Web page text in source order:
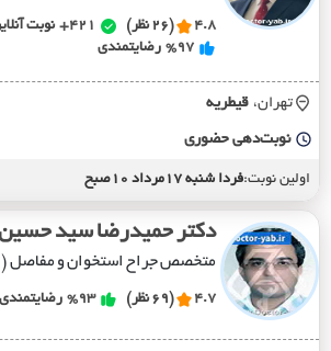
4.8 (26 نظر) 421+
نوبت
%97 رضایتمندی
تهران، قيطريه
نوبت‌دهی حضوری
اولین نوبت:فردا شنبه 17مرداد 10صبح
دکتر حمیدرضا سید حسین
متخصص جراح استخوان و مفاصل
4.7 (69 نظر) %93 رضایتمندی